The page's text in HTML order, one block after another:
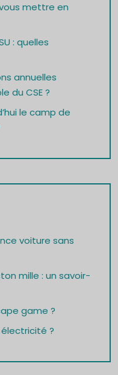
mettre en
: quelles
annuelles
du CSE ?
le camp de
voiture sans
mille : un savoir-
game ?
?